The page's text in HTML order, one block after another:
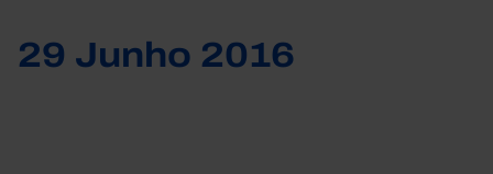
29 Junho 2016